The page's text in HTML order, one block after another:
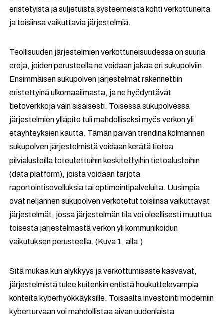
eristetyistä ja suljetuista systeemeistä kohti verkottuneita
ja toisiinsa vaikuttavia järjestelmiä.
Teollisuuden järjestelmien verkottuneisuudessa on suuria
eroja, joiden perusteella ne voidaan jakaa eri sukupolviin.
Ensimmäisen sukupolven järjestelmät rakennettiin
eristettyinä ulkomaailmasta, ja ne hyödyntävät
tietoverkkoja vain sisäisesti. Toisessa sukupolvessa
järjestelmien ylläpito tuli mahdolliseksi myös verkon yli
etäyhteyksien kautta. Tämän päivän trendinä kolmannen
sukupolven järjestelmistä voidaan kerätä tietoa
pilvialustoilla toteutettuihin keskitettyihin tietoalustoihin
(data platform), joista voidaan tarjota
raportointisovelluksia tai optimointipalveluita. Uusimpia
ovat neljännen sukupolven verkotetut toisiinsa vaikuttavat
järjestelmät, jossa järjestelmän tila voi oleellisesti muuttua
toisesta järjestelmästä verkon yli kommunikoidun
vaikutuksen perusteella. (Kuva 1, alla.)
Sitä mukaa kun älykkyys ja verkottumisaste kasvavat,
järjestelmistä tulee kuitenkin entistä houkuttelevampia
kohteita kyberhyökkäyksille. Toisaalta investointi moderniin
kyberturvaan voi mahdollistaa aivan uudenlaista